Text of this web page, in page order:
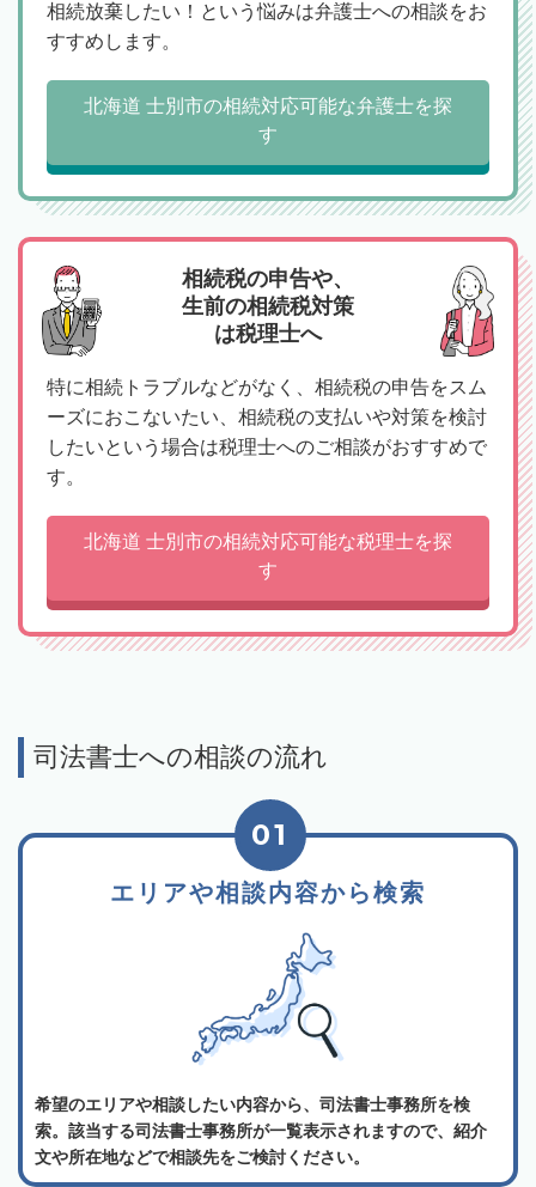
相続放棄したい！という悩みは弁護士への相談をお
すすめします。
北海道 士別市の相続対応可能な弁護士を探
す
相続税の申告や、
生前の相続税対策
は税理士へ
特に相続トラブルなどがなく、相続税の申告をスム
ーズにおこないたい、相続税の支払いや対策を検討
したいという場合は税理士へのご相談がおすすめで
す。
北海道 士別市の相続対応可能な税理士を探
す
司法書士への相談の流れ
エリアや相談内容から検索
01
希望のエリアや相談したい内容から、司法書士事務所を検
索。該当する司法書士事務所が一覧表示されますので、紹介
文や所在地などで相談先をご検討ください。